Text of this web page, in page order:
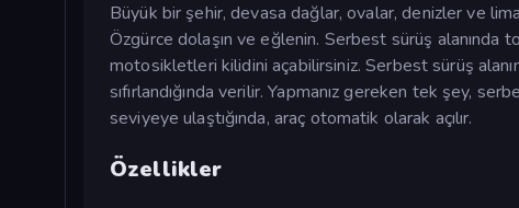
Büyük bir şehir, devasa dağlar, ovalar, denizler ve
Özgürce dolaşın ve eğlenin. Serbest sürüş alanında
motosikletleri kilidini açabilirsiniz. Serbest sürüş
sıfırlandığında verilir. Yapmanız gereken tek şey,
seviyeye ulaştığında, araç otomatik olarak açılır.
Özellikler